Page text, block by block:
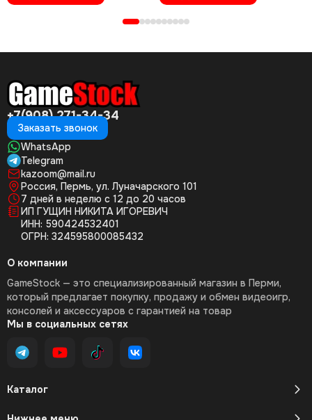
+7(908) 271-34-34
Заказать звонок
WhatsApp
Telegram
kazoom@mail.ru
Россия, Пермь, ул. Луначарского 101
7 дней в неделю с 12 до 20 часов
ИП ГУЩИН НИКИТА ИГОРЕВИЧ
ИНН: 590424532401
ОГРН: 324595800085432
Каталог
О компании
GameStock — это специализированный магазин в Перми,
который предлагает покупку, продажу и обмен видеоигр,
консолей и аксессуаров с гарантией на товар
Мы в социальных сетях